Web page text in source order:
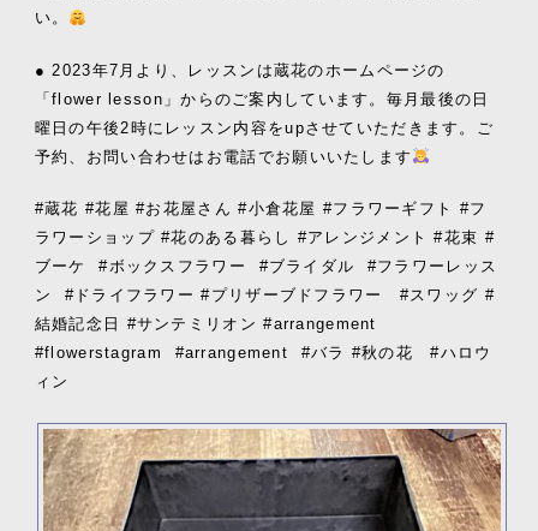
い。
● 2023年7月より、レッスンは蔵花のホームページの
「flower lesson」からのご案内しています。毎月最後の日
曜日の午後2時にレッスン内容をupさせていただきます。ご
予約、お問い合わせはお電話でお願いいたします
#蔵花 #花屋 #お花屋さん #小倉花屋 #フラワーギフト #フ
ラワーショップ #花のある暮らし #アレンジメント #花束 #
ブーケ
#ボックスフラワー #ブライダル
#フラワーレッス
ン
#ドライフラワー #プリザーブドフラワー #スワッグ #
結婚記念日 #サンテミリオン #arrangement
#flowerstagram
#arrangement
#バラ #秋の花 #ハロウ
ィン